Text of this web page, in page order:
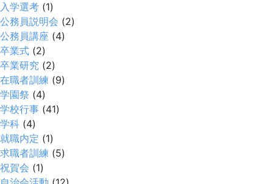
入学選考 (1)
公務員説明会 (2)
公務員講座 (4)
卒業式 (2)
卒業研究 (2)
在職者訓練 (9)
学園祭 (4)
学校行事 (41)
学科 (4)
就職内定 (1)
求職者訓練 (5)
祝賀会 (1)